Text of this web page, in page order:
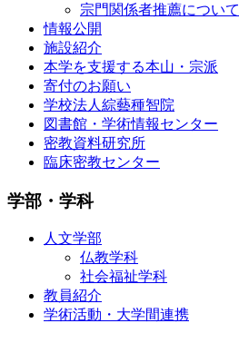
宗門関係者推薦について
情報公開
施設紹介
本学を支援する本山・宗派
寄付のお願い
学校法人綜藝種智院
図書館・学術情報センター
密教資料研究所
臨床密教センター
学部・学科
人文学部
仏教学科
社会福祉学科
教員紹介
学術活動・大学間連携